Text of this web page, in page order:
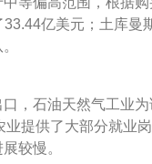
亿美元；土库
，石油天然气工业
提供了大部分就业
较慢。